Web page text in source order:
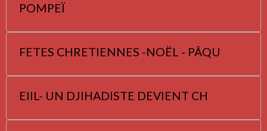
POMPEÏ
FETES CHRETIENNES -NOËL - PÂQU
EIIL- UN DJIHADISTE DEVIENT CH